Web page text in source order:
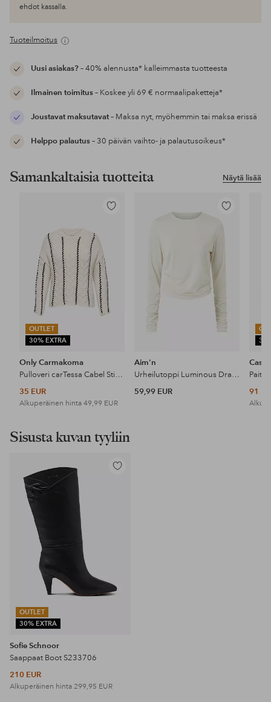
ehdot kassalla.
Tuoteilmoitus
Uusi asiakas?– 40% alennusta* kalleimmasta tuotteesta
Ilmainen toimitus– Koskee yli 69 € normaalipaketteja*
Joustavat maksutavat– Maksa nyt, myöhemmin tai maksa erissä
Helppo palautus– 30 päivän vaihto- ja palautusoikeus*
Näytä lisää
Samankaltaisia tuotteita
OUTLET
30% EXTRA
Lisää
Only Carmakoma
Pulloveri carTessa Cabel Stitch LS O-neck
35 EUR
Alkuperäinen hinta 49,99 EUR
Lisää
Aim'n
Urheilutoppi Luminous Draped Long Sleeve
59,99 EUR
Casall
91
Sisusta kuvan tyyliin
OUTLET
30% EXTRA
Lisää
Sofie Schnoor
Saappaat Boot S233706
210 EUR
Alkuperäinen hinta 299,95 EUR